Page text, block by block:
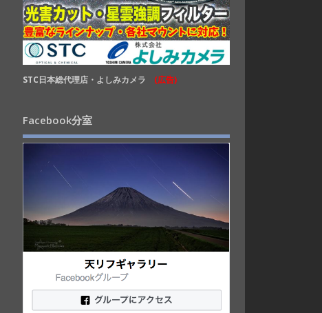
STC日本総代理店・よしみカメラ (広告)
Facebook分室